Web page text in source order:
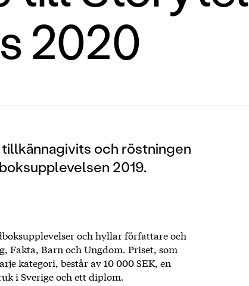
2020
och röstningen
2019.
och hyllar författare och
Fakta, Barn och Ungdom. Priset, som
kategori, består av 10 000 SEK, en
i Sverige och ett diplom.